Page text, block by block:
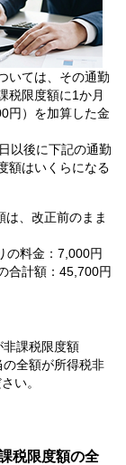
いては、その通勤
税限度額に1か月
円）を加算した金
以後に下記の通勤
額はいくらになる
は、改正前のまま
の料金：7,000円
合計額：45,700円
課税限度額
全額が所得税非
い。
税限度額の全